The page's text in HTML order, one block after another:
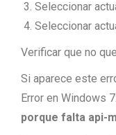
Seleccionar
Seleccionar
Verificar que no
Si aparece este
Error en Windows 7:
porque falta api-